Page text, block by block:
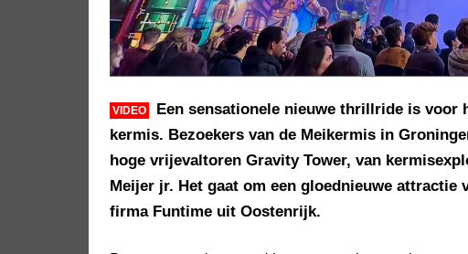
VIDEO
Een sensationele nieuwe thrillride is voor
kermis. Bezoekers van de Meikermis in
hoge vrijevaltoren Gravity Tower, van
Meijer jr. Het gaat om een gloednieuwe
firma Funtime uit Oostenrijk.